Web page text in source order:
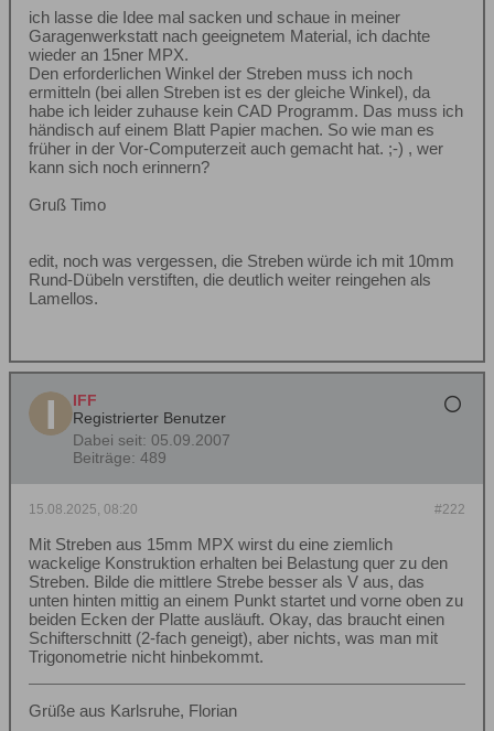
ich lasse die Idee mal sacken und schaue in meiner
Garagenwerkstatt nach geeignetem Material, ich dachte
wieder an 15ner MPX.
Den erforderlichen Winkel der Streben muss ich noch
ermitteln (bei allen Streben ist es der gleiche Winkel), da
habe ich leider zuhause kein CAD Programm. Das muss ich
händisch auf einem Blatt Papier machen. So wie man es
früher in der Vor-Computerzeit auch gemacht hat. ;-) , wer
kann sich noch erinnern?
Gruß Timo
edit, noch was vergessen, die Streben würde ich mit 10mm
Rund-Dübeln verstiften, die deutlich weiter reingehen als
Lamellos.
IFF
Registrierter Benutzer
Dabei seit: 05.09.2007
Beiträge: 489
#222
15.08.2025, 08:20
Mit Streben aus 15mm MPX wirst du eine ziemlich
wackelige Konstruktion erhalten bei Belastung quer zu den
Streben. Bilde die mittlere Strebe besser als V aus, das
unten hinten mittig an einem Punkt startet und vorne oben zu
beiden Ecken der Platte ausläuft. Okay, das braucht einen
Schifterschnitt (2-fach geneigt), aber nichts, was man mit
Trigonometrie nicht hinbekommt.
Grüße aus Karlsruhe, Florian